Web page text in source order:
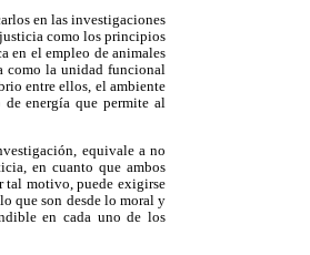
en las investigaciones
como los principios
en el empleo de animales
como la unidad funcional
entre ellos, el ambiente
energía que permite al
equivale a no
en cuanto que ambos
tal motivo, puede exigirse
que son desde lo moral y
en cada uno de los